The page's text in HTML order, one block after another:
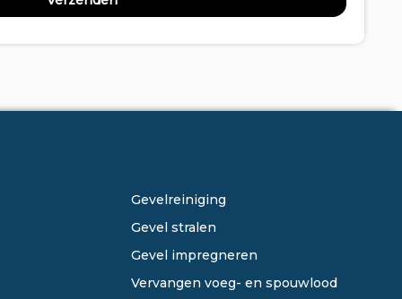
Gevelreiniging
Gevel stralen
Gevel impregneren
Vervangen voeg- en spouwlood